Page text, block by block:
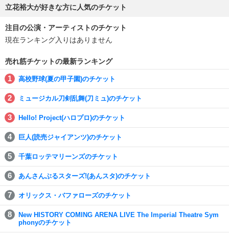
立花裕大が好きな方に人気のチケット
注目の公演・アーティストのチケット
現在ランキング入りはありません
売れ筋チケットの最新ランキング
高校野球(夏の甲子園)のチケット
ミュージカル刀剣乱舞(刀ミュ)のチケット
Hello! Project(ハロプロ)のチケット
巨人(読売ジャイアンツ)のチケット
千葉ロッテマリーンズのチケット
あんさんぶるスターズ!(あんスタ)のチケット
オリックス・バファローズのチケット
New HISTORY COMING ARENA LIVE The Imperial Theatre Sym
phonyのチケット